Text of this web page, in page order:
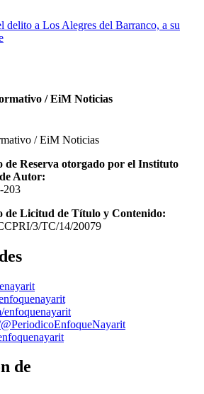
delito a Los Alegres del Barranco, a su
/ EiM Noticias
/ EiM Noticias
de Reserva otorgado por el Instituto
Autor:
203
de Licitud de Título y Contenido:
3/TC/14/20079
enfoquenayarit
de